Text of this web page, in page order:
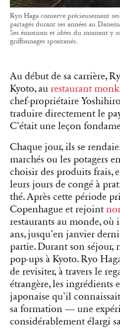
Ryo Haga conserve précieusement
partagés durant ses années au
Ses émotions et idées du moment y
griffonnages spontanés.
Au début de sa carrière,
Kyoto, au restaurant monk
chef-propriétaire
traduire directement le
C’était une leçon
Chaque jour, ils se
marchés ou les potagers
choisir des produits frais,
leurs jours de congé à
thé. Après cette période
Copenhague et rejoint
restaurants au monde,
ans, jusqu’en janvier
partie. Durant son séjour,
pop-ups à Kyoto. Ryo
de revisiter, à travers le
étrangère, les ingrédients
japonaise qu’il
sa formation — une
considérablement élargi